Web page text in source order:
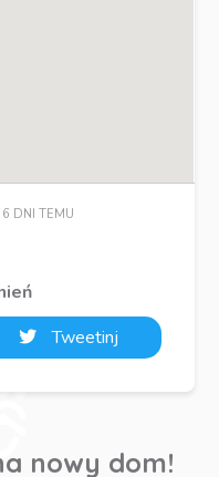
DNI TEMU
Tweetinj
nowy dom!